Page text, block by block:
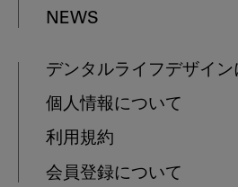
NEWS
デンタルライフデザイン
個人情報について
利用規約
会員登録について